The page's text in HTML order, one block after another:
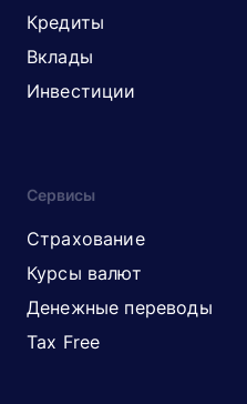
Кредиты
Вклады
Инвестиции
Сервисы
Страхование
Курсы валют
Денежные переводы
Tax Free